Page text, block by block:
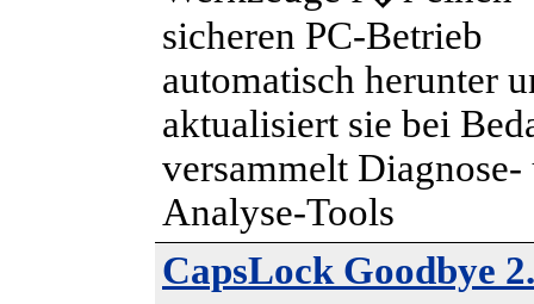
sicheren PC-Betrieb
automatisch herunter
aktualisiert sie bei
versammelt Diagnose-
Analyse-Tools
CapsLock Goodbye